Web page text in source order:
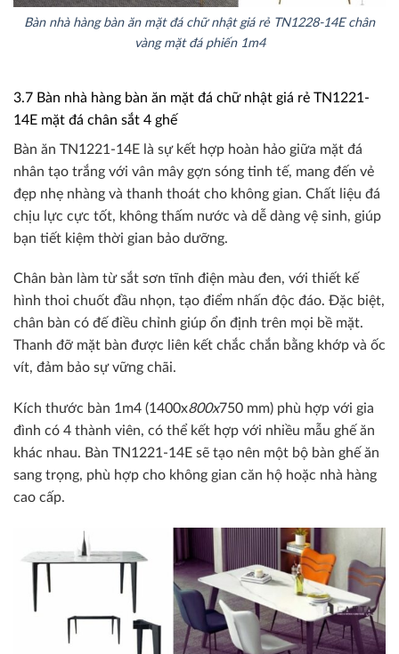
Bàn nhà hàng bàn ăn mặt đá chữ nhật giá rẻ TN1228-14E chân
vàng mặt đá phiến 1m4
3.7 Bàn nhà hàng bàn ăn mặt đá chữ nhật giá rẻ TN1221-
14E mặt đá chân sắt 4 ghế
Bàn ăn TN1221-14E là sự kết hợp hoàn hảo giữa mặt đá
nhân tạo trắng với vân mây gợn sóng tinh tế, mang đến vẻ
đẹp nhẹ nhàng và thanh thoát cho không gian. Chất liệu đá
chịu lực cực tốt, không thấm nước và dễ dàng vệ sinh, giúp
bạn tiết kiệm thời gian bảo dưỡng.
Chân bàn làm từ sắt sơn tĩnh điện màu đen, với thiết kế
hình thoi chuốt đầu nhọn, tạo điểm nhấn độc đáo. Đặc biệt,
chân bàn có đế điều chỉnh giúp ổn định trên mọi bề mặt.
Thanh đỡ mặt bàn được liên kết chắc chắn bằng khớp và ốc
vít, đảm bảo sự vững chãi.
Kích thước bàn 1m4 (1400x800x750 mm) phù hợp với gia
đình có 4 thành viên, có thể kết hợp với nhiều mẫu ghế ăn
khác nhau. Bàn TN1221-14E sẽ tạo nên một bộ bàn ghế ăn
sang trọng, phù hợp cho không gian căn hộ hoặc nhà hàng
cao cấp.